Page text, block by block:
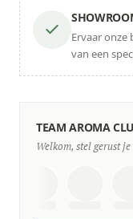
Ervaar onze
van een
TEAM AROMA
Welkom, stel gerust